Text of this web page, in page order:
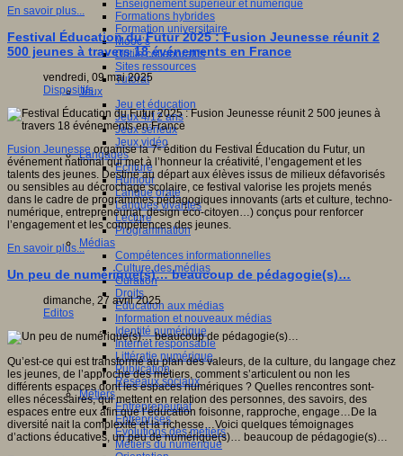
Enseignement supérieur et numérique
Formations hybrides
Formation universitaire
Mooc’s
Outils collaboratifs
Sites ressources
Tutorat
Jeux
Jeu et éducation
Jeux 4/12 ans
Jeux sérieux
Jeux vidéo
Langages
Ecriture
Humour
Langue orale
Langues vivantes
Lecture
Programmation
Médias
Compétences informationnelles
Culture des médias
Curation
Droits
Education aux médias
Information et nouveaux médias
Identité numérique
Internet responsable
Littératie numérique
Publication
Réseaux sociaux
Métiers
Entrepreneuriat
Entreprises
Evolutions des métiers
Métiers du numérique
En savoir plus...
Festival Éducation du Futur 2025 : Fusion Jeunesse réunit 2
500 jeunes à travers 18 événements en France
vendredi, 09 mai 2025
Dispositifs
Fusion Jeunesseorganise la 7ᵉ édition du Festival Éducation du Futur, un
événement national qui met à l’honneur la créativité, l’engagement et les
talents des jeunes. Destiné au départ aux élèves issus de milieux défavorisés
ou sensibles au décrochage scolaire, ce festival valorise les projets menés
dans le cadre de programmes pédagogiques innovants (arts et culture, techno-
numérique, entrepreneuriat, design éco-citoyen…) conçus pour renforcer
l’engagement et les compétences des jeunes.
En savoir plus...
Un peu de numérique(s)… beaucoup de pédagogie(s)…
dimanche, 27 avril 2025
Editos
Qu’est-ce qui est transformé au plan des valeurs, de la culture, du langage chez
les jeunes, de l’approche des métiers, comment s’articulent ou non les
différents espaces dont les espaces numériques ? Quelles rencontres sont-
elles nécessaires, qui mettent en relation des personnes, des savoirs, des
espaces entre eux afin que l’éducation foisonne, rapproche, engage…De la
diversité nait la complexité et la richesse…Voici quelques témoignages
d’actions éducatives, un peu de numérique(s)… beaucoup de pédagogie(s)…